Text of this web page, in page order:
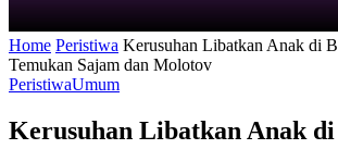
Home Peristiwa Kerusuhan Libatkan Anak di
Temukan Sajam dan Molotov
PeristiwaUmum
Kerusuhan Libatkan Anak di